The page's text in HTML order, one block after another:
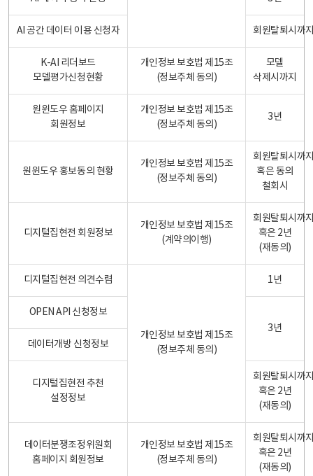
AI 공간 데이터 이용 신청자 회원탈퇴시까
K-AI 리더보드
모델평가신청현황
개인정보 보호법 제15조
(정보주체 동의)
모델
삭제시까지
원윈도우 홈페이지
회원정보
개인정보 보호법 제15조
(정보주체 동의)
3년
원윈도우 홍보동의 현황
개인정보 보호법 제15조
(정보주체 동의)
회원탈퇴시까
혹은 동의
철회시
디지털집현전 회원정보
개인정보 보호법 제15조
(계약의이행)
회원탈퇴시까
혹은 2년
(재동의)
디지털집현전 의견수렴
개인정보 보호법 제15조
(정보주체 동의)
1년
OPEN API 신청정보
3년
데이터개방 신청정보
디지털집현전 추천
설정정보
회원탈퇴시까
혹은 2년
(재동의)
데이터분쟁조정위원회
홈페이지 회원정보
개인정보 보호법 제15조
(정보주체 동의)
회원탈퇴시까
혹은 2년
(재동의)